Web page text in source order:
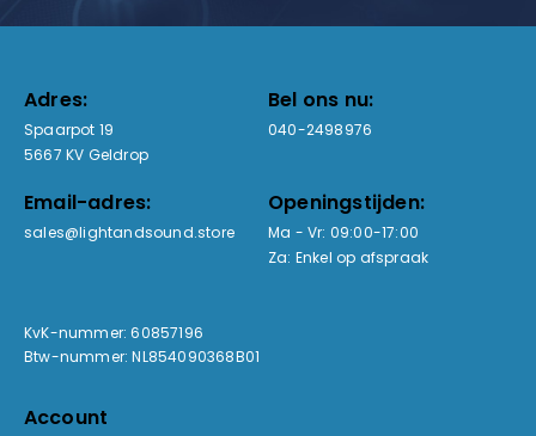
Adres:
Spaarpot 19
5667 KV Geldrop
Bel ons nu:
040-2498976
Email-adres:
sales@lightandsound.store
Openingstijden:
Ma - Vr: 09:00-17:00
Za: Enkel op afspraak
KvK-nummer: 60857196
Btw-nummer: NL854090368B01
Account